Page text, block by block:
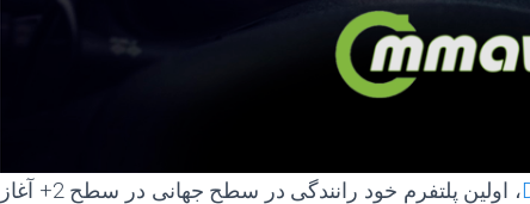
، اولین پلتفرم خود رانندگی در سطح جهانی در سطح 2+ آغاز